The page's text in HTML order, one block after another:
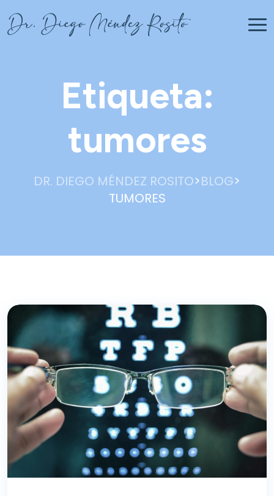
Etiqueta:
tumores
DR. DIEGO MÉNDEZ ROSITO>BLOG>
TUMORES